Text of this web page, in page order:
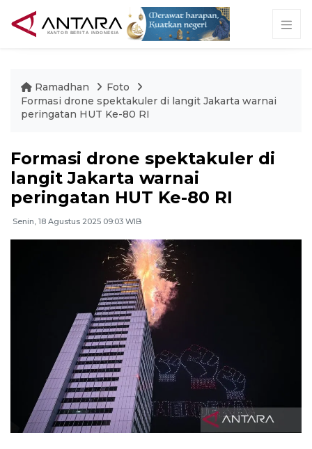
Ramadhan
Foto
Formasi drone spektakuler di langit Jakarta warnai
peringatan HUT Ke-80 RI
Formasi drone spektakuler di
langit Jakarta warnai
peringatan HUT Ke-80 RI
Senin, 18 Agustus 2025 09:03 WIB